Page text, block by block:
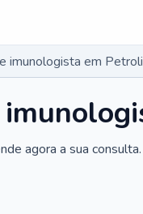
imunologista em
agora a sua consulta.